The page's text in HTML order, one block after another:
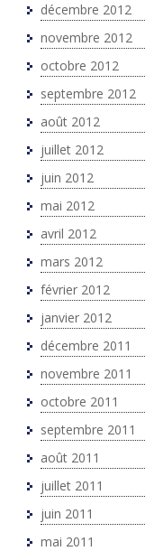
décembre 2012
novembre 2012
octobre 2012
septembre 2012
août 2012
juillet 2012
juin 2012
mai 2012
avril 2012
mars 2012
février 2012
janvier 2012
décembre 2011
novembre 2011
octobre 2011
septembre 2011
août 2011
juillet 2011
juin 2011
mai 2011